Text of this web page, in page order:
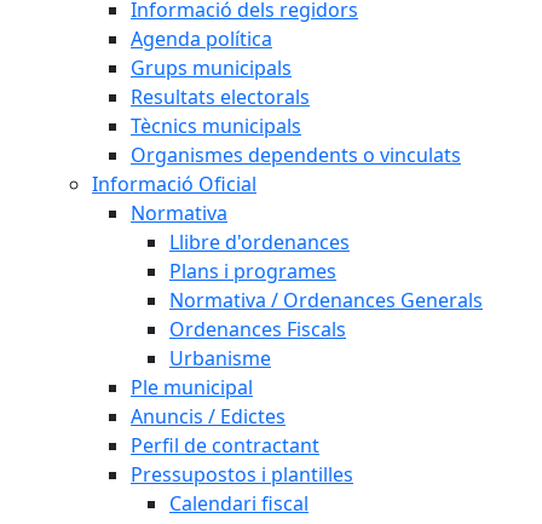
Informació dels regidors
Agenda política
Grups municipals
Resultats electorals
Tècnics municipals
Organismes dependents o vinculats
Informació Oficial
Normativa
Llibre d'ordenances
Plans i programes
Normativa / Ordenances Generals
Ordenances Fiscals
Urbanisme
Ple municipal
Anuncis / Edictes
Perfil de contractant
Pressupostos i plantilles
Calendari fiscal